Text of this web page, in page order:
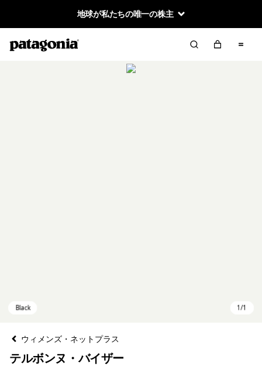
地球が私たちの唯一の株主
ウィメンズ・ネットプラス
テルボンヌ・バイザー